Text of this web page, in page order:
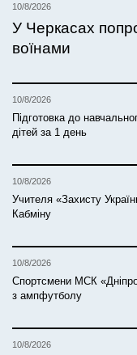
10/8/2026
У Черкасах
воїнами
10/8/2026
Підготовка до
дітей за 1 день
10/8/2026
Учителя «Захисту
Кабміну
10/8/2026
Спортсмени МСК
з ампфутболу
10/8/2026